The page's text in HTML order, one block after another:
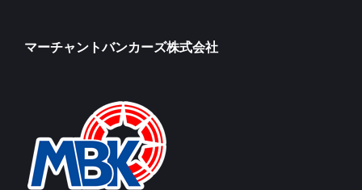
マーチャントバンカーズ株式会社